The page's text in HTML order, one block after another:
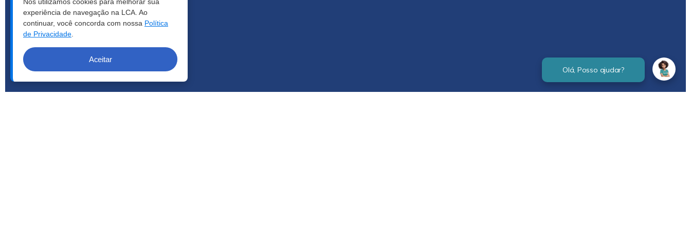
experiência de navegação na LCA. Ao
continuar, você concorda com nossa Política
de Privacidade
Aceitar